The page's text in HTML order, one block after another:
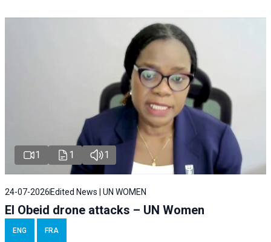
1 1 1
24-07-2026Edited News | UN WOMEN
El Obeid drone attacks – UN Women
ENG FRA